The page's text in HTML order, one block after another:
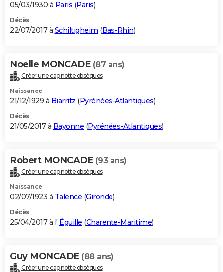
05/03/1930 à Paris (Paris)
Décès
22/07/2017 à Schiltigheim (Bas-Rhin)
Noelle MONCADE (87 ans)
Créer une cagnotte obsèques
Naissance
21/12/1929 à Biarritz (Pyrénées-Atlantiques)
Décès
21/05/2017 à Bayonne (Pyrénées-Atlantiques)
Robert MONCADE (93 ans)
Créer une cagnotte obsèques
Naissance
02/07/1923 à Talence (Gironde)
Décès
25/04/2017 à l' Éguille (Charente-Maritime)
Guy MONCADE (88 ans)
Créer une cagnotte obsèques